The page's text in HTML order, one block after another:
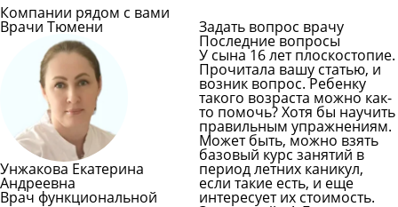
Компании рядом с вами
Врачи Тюмени
Унжакова Екатерина
Андреевна
Врач функциональной
Задать вопрос врачу
Последние вопросы
У сына 16 лет плоскостопие.
Прочитала вашу статью, и
возник вопрос. Ребенку
такого возраста можно как-
то помочь? Хотя бы научить
правильным упражнениям.
Может быть, можно взять
базовый курс занятий в
период летних каникул,
если такие есть, и еще
интересует их стоимость.